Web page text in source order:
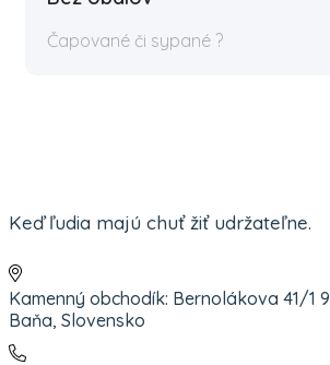
Čapované či sypané ?
Keď ľudia majú chuť žiť udržateľne.
Kamenný obchodík: Bernolákova 41/1
Baňa, Slovensko